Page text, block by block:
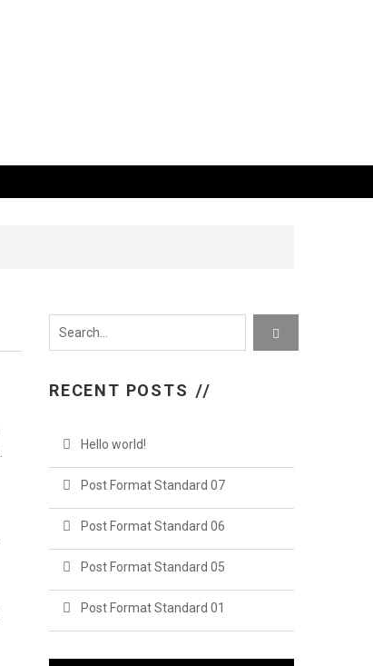
RECENT POSTS
Hello world!
Post Format Standard 07
Post Format Standard 06
Post Format Standard 05
Post Format Standard 01